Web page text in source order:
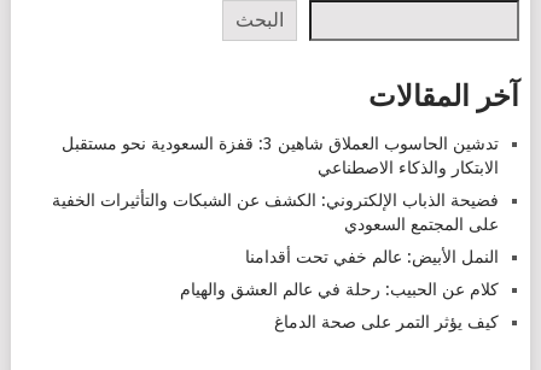
البحث
آخر المقالات
تدشين الحاسوب العملاق شاهين 3: قفزة السعودية نحو مستقبل
الابتكار والذكاء الاصطناعي
فضيحة الذباب الإلكتروني: الكشف عن الشبكات والتأثيرات الخفية
على المجتمع السعودي
النمل الأبيض: عالم خفي تحت أقدامنا
كلام عن الحبيب: رحلة في عالم العشق والهيام
كيف يؤثر التمر على صحة الدماغ